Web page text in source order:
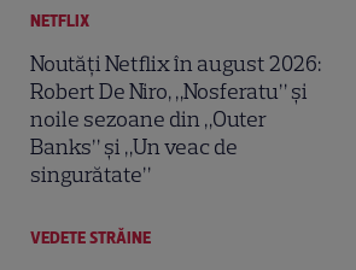
NETFLIX
Noutăți Netflix în august 2026:
Robert De Niro, „Nosferatu” și
noile sezoane din „Outer
Banks” și „Un veac de
singurătate”
VEDETE STRĂINE